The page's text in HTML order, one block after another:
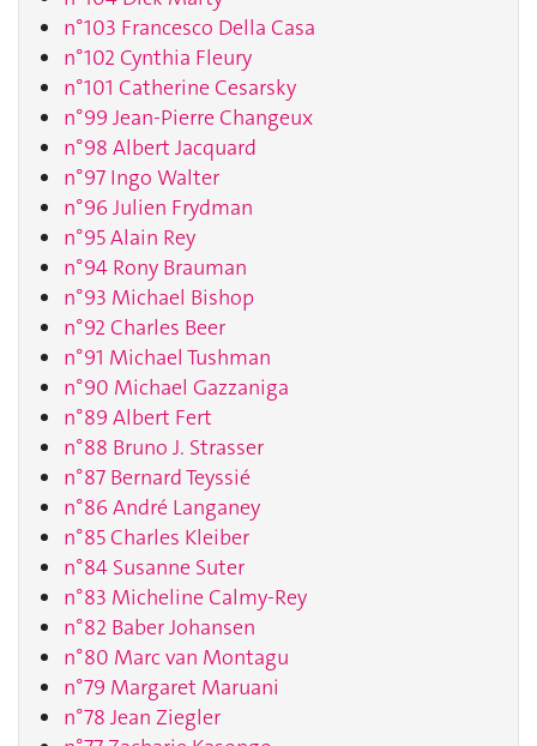
n°103 Francesco Della Casa
n°102 Cynthia Fleury
n°101 Catherine Cesarsky
n°99 Jean-Pierre Changeux
n°98 Albert Jacquard
n°97 Ingo Walter
n°96 Julien Frydman
n°95 Alain Rey
n°94 Rony Brauman
n°93 Michael Bishop
n°92 Charles Beer
n°91 Michael Tushman
n°90 Michael Gazzaniga
n°89 Albert Fert
n°88 Bruno J. Strasser
n°87 Bernard Teyssié
n°86 André Langaney
n°85 Charles Kleiber
n°84 Susanne Suter
n°83 Micheline Calmy-Rey
n°82 Baber Johansen
n°80 Marc van Montagu
n°79 Margaret Maruani
n°78 Jean Ziegler